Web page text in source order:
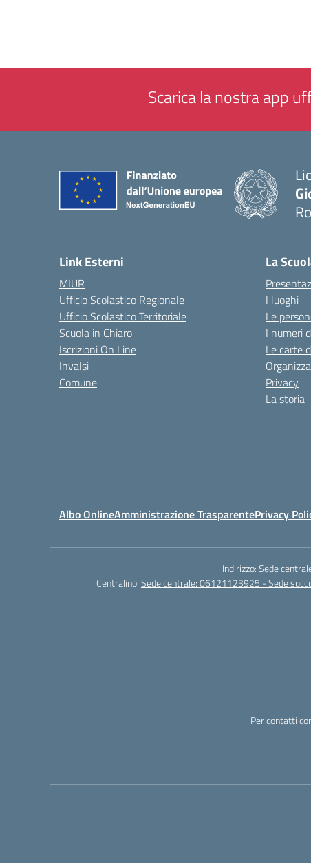
Scarica la nostra app
Link Esterni
MIUR
Ufficio Scolastico Regionale
Ufficio Scolastico Territoriale
Scuola in Chiaro
Iscrizioni On Line
Invalsi
Comune
La
I luoghi
Le
I numeri
Le carte
Privacy
La storia
Albo OnlineAmministrazione TrasparentePrivacy
Indirizzo:Sede
Centralino:Sede centrale: 06121123925 - Sede
Per contatti